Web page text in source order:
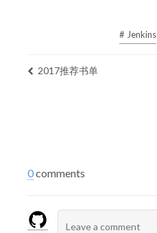
# Jenkins
2017推荐书单
0comments